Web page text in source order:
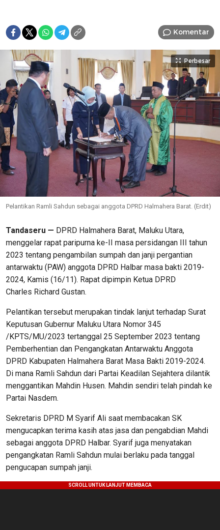
Komentar
Perbesar
Pelantikan Ramli Sahdun sebagai anggota DPRD Halmahera Barat. (Erdit)
Tandaseru — DPRD Halmahera Barat, Maluku Utara,
menggelar rapat paripurna ke-II masa persidangan III tahun
2023 tentang pengambilan sumpah dan janji pergantian
antarwaktu (PAW) anggota DPRD Halbar masa bakti 2019-
2024, Kamis (16/11). Rapat dipimpin Ketua DPRD
Charles Richard Gustan.
Pelantikan tersebut merupakan tindak lanjut terhadap Surat
Keputusan Gubernur Maluku Utara Nomor 345
/KPTS/MU/2023 tertanggal 25 September 2023 tentang
Pemberhentian dan Pengangkatan Antarwaktu Anggota
DPRD Kabupaten Halmahera Barat Masa Bakti 2019-2024.
Di mana Ramli Sahdun dari Partai Keadilan Sejahtera dilantik
menggantikan Mahdin Husen. Mahdin sendiri telah pindah ke
Partai Nasdem.
Sekretaris DPRD M Syarif Ali saat membacakan SK
mengucapkan terima kasih atas jasa dan pengabdian Mahdi
sebagai anggota DPRD Halbar. Syarif juga menyatakan
pengangkatan Ramli Sahdun mulai berlaku pada tanggal
pengucapan sumpah janji.